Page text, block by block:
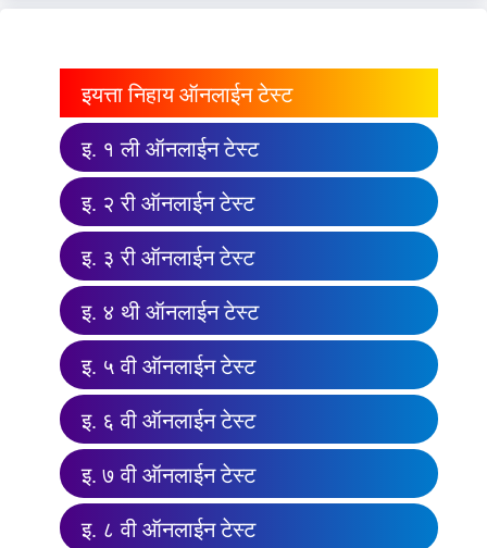
इयत्ता निहाय ऑनलाईन टेस्ट
इ. १ ली ऑनलाईन टेस्ट
इ. २ री ऑनलाईन टेस्ट
इ. ३ री ऑनलाईन टेस्ट
इ. ४ थी ऑनलाईन टेस्ट
इ. ५ वी ऑनलाईन टेस्ट
इ. ६ वी ऑनलाईन टेस्ट
इ. ७ वी ऑनलाईन टेस्ट
इ. ८ वी ऑनलाईन टेस्ट